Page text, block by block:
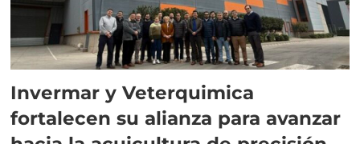
Invermar y Veterquimica
fortalecen su alianza para avanzar